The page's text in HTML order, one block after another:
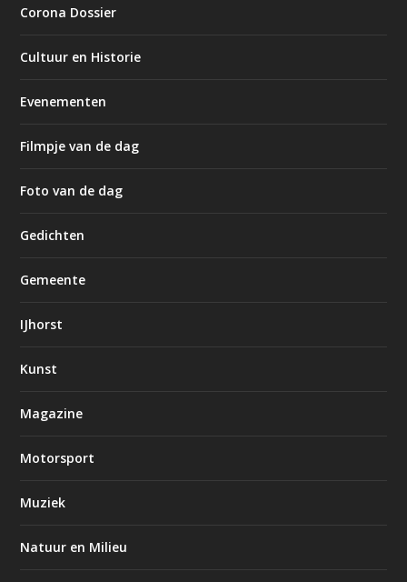
Corona Dossier
Cultuur en Historie
Evenementen
Filmpje van de dag
Foto van de dag
Gedichten
Gemeente
IJhorst
Kunst
Magazine
Motorsport
Muziek
Natuur en Milieu